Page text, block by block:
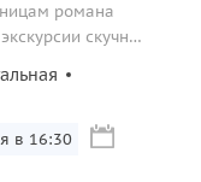
романа
скучно
в 16:30